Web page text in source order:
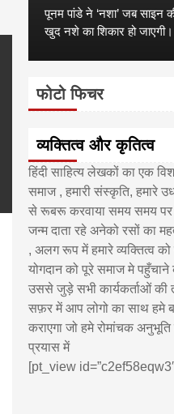
पूनम पांडे ने ‘नशा’ जब साइन
खुद नशे का शिकार हो
फोटो फिचर
व्यक्तित्व और कृतित्व
हिंदी साहित्य लेखकों का एक
समाज , हमारी संस्कृति, हमारे
से रूबरू करवाया समय समय पर
जन्म दाता रहे अनेको रसों का
, अलग रूप में हमारे व्यक्तित्व
योगदान को पूरे समाज मे
उससे जुड़े सभी कार्यकर्ताओं
सफ़र में आप लोगो का साथ हमे
कराएगा जो हमे रोमांचक
प्रयास में
[pt_view